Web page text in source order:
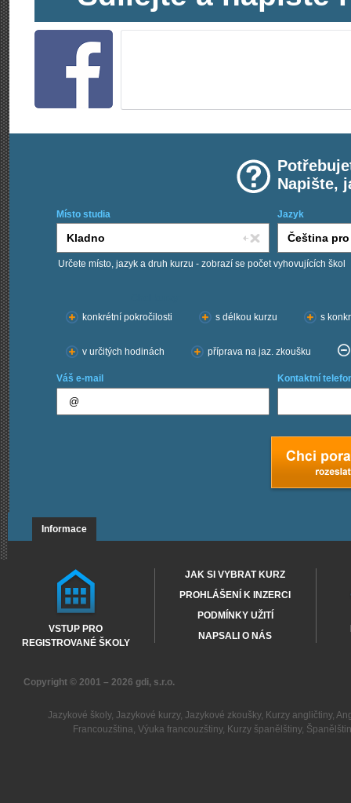
Napište,
Místo studia Jazyk
Určete místo, jazyk a druh kurzu - zobrazí se počet vyhovujících škol
konkrétní pokročilosti
s délkou kurzu s
v určitých hodinách příprava na jaz. zkoušku
Váš e-mail Kontaktní
Informace
VSTUP PRO
REGISTROVANÉ ŠKOLY
JAK SI VYBRAT KURZ
PROHLÁŠENÍ K INZERCI
PODMÍNKY UŽITÍ
NAPSALI O NÁS
Copyright © 2001 – 2026 gdi, s.r.o.
Jazykové školy, Jazykové kurzy, Jazykové zkoušky, Kurzy angličtiny,
Francouzština,Výuka francouzštiny, Kurzy španělštiny,